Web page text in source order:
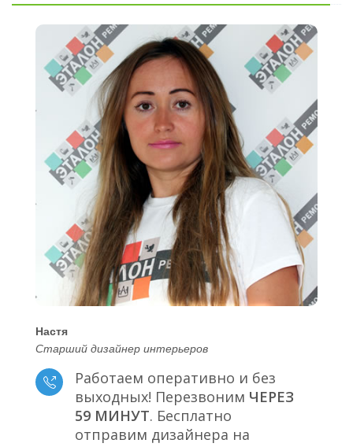
Настя
Старший дизайнер интерьеров
Работаем оперативно и без
выходных! Перезвоним ЧЕРЕЗ
59 МИНУТ. Бесплатно
отправим дизайнера на